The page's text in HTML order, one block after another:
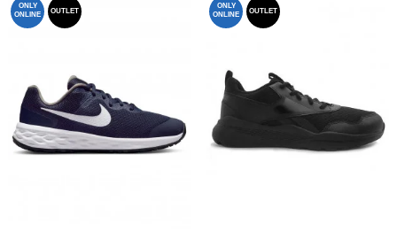
ONLY
ONLINE
OUTLET
ONLY
ONLINE
OUTLET